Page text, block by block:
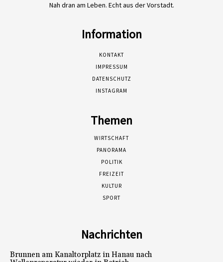
Nah dran am Leben. Echt aus der Vorstadt.
Information
KONTAKT
IMPRESSUM
DATENSCHUTZ
INSTAGRAM
Themen
WIRTSCHAFT
PANORAMA
POLITIK
FREIZEIT
KULTUR
SPORT
Nachrichten
Brunnen am Kanaltorplatz in Hanau nach